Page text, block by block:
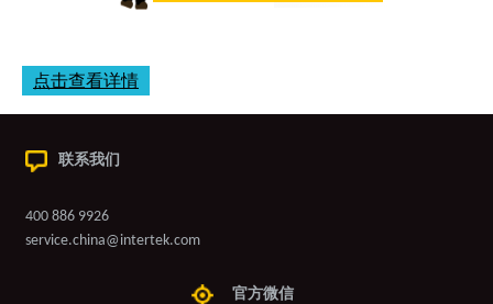
点击查看详情
联系我们
400 886 9926
service.china@intertek.com
官方微信